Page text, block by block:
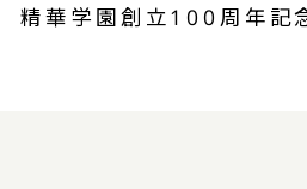
精華学園創立100周年記